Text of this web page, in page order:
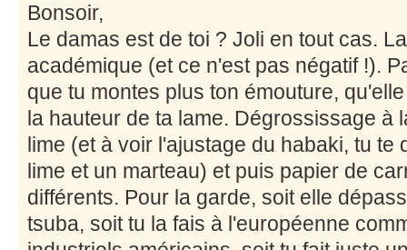
Bonsoir,
Le damas est de toi ? Joli en tout cas.
académique (et ce n'est pas négatif !).
que tu montes plus ton émouture,
la hauteur de ta lame. Dégrossissage à
lime (et à voir l'ajustage du habaki, tu te
lime et un marteau) et puis papier de
différents. Pour la garde, soit elle
tsuba, soit tu la fais à l'européenne